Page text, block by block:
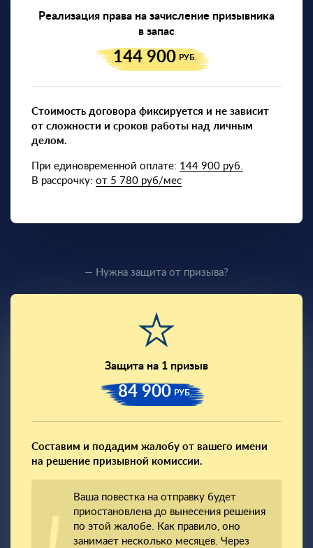
Реализация права на зачисление призывника
в запас
144 900 РУБ.
Стоимость договора фиксируется и не зависит
от сложности и сроков работы над личным
делом.
При единовременной оплате: 144 900 руб.
В рассрочку: от 5 780 руб/мес
— Нужна защита от призыва?
Защита на 1 призыв
84 900 РУБ.
Составим и подадим жалобу от вашего имени
на решение призывной комиссии.
Ваша повестка на отправку будет
приостановлена до вынесения решения
по этой жалобе. Как правило, оно
занимает несколько месяцев. Через